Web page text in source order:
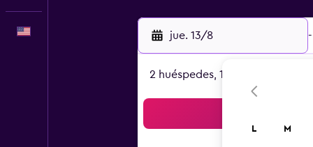
jue. 13/8 -
2 huéspedes, 1 habitación
L M